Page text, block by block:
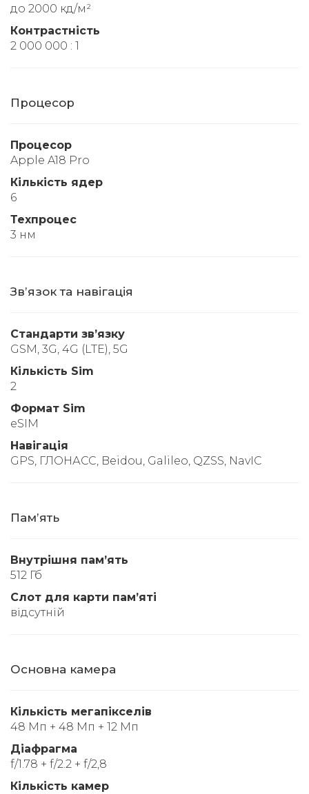
до 2000 кд/м²
Контрастність
2 000 000 : 1
Процесор
Процесор
Apple A18 Pro
Кількість ядер
6
Техпроцес
3 нм
Звʼязок та навігація
Стандарти звʼязку
GSM, 3G, 4G (LTE), 5G
Кількість Sim
2
Формат Sim
eSIM
Навігація
GPS, ГЛОНАСС, Beidou, Galileo, QZSS, NavIC
Памʼять
Внутрішня памʼять
512 Гб
Слот для карти памʼяті
відсутній
Основна камера
Кількість мегапікселів
48 Мп + 48 Мп + 12 Мп
Діафрагма
f/1.78 + f/2.2 + f/2,8
Кількість камер